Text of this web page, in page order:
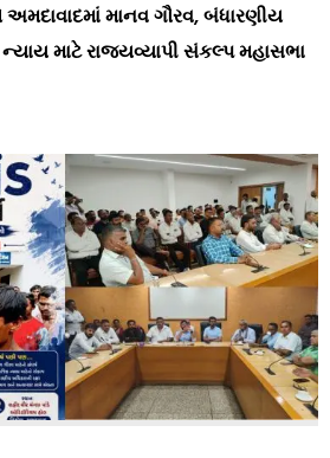
અમદાવાદમાં માનવ ગૌરવ, બંધારણીય
માટે રાજ્યવ્યાપી સંકલ્પ મહાસભા